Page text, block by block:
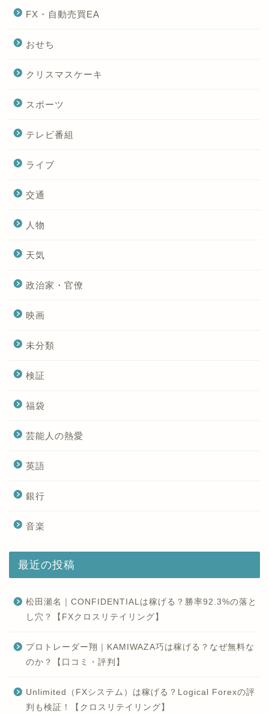
FX・自動売買EA
おせち
クリスマスケーキ
スポーツ
テレビ番組
ライブ
交通
人物
天気
政治家・官僚
映画
未分類
検証
福袋
芸能人の熱愛
英語
銀行
音楽
最近の投稿
松田瀬名｜CONFIDENTIALは稼げる？勝率92.3%の落と
し穴？【FXクロスリテイリング】
プロトレーダー翔｜KAMIWAZA巧は稼げる？なぜ無料な
のか？【口コミ・評判】
Unlimited（FXシステム）は稼げる？Logical Forexの評
判も検証！【クロスリテイリング】